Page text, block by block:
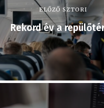
ELŐZŐ SZTORI
Rekord év a